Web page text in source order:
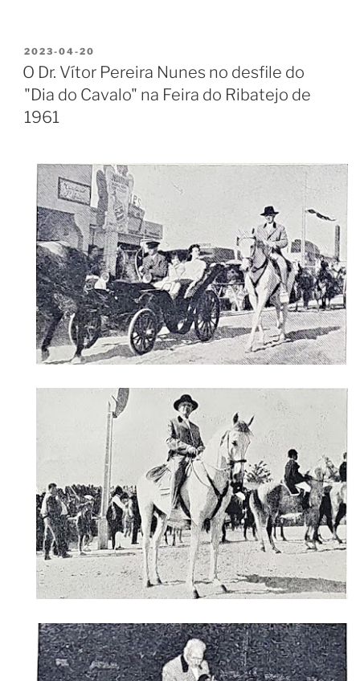
PUBLICADO
EM
2023-04-20
O Dr. Vítor Pereira Nunes no desfile do
"Dia do Cavalo" na Feira do Ribatejo de
1961